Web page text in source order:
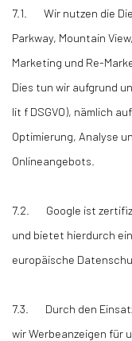
7.1. Wir nutzen die
Parkway, Mountain
Marketing und Re-
Dies tun wir aufgrund
lit f DSGVO), nämlich
Optimierung, Analyse
Onlineangebots.
7.2. Google ist
und bietet hierdurch
europäische
7.3. Durch den
wir Werbeanzeigen für